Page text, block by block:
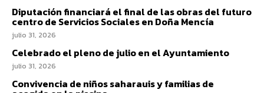
Diputación financiará el final de las obras del futuro
centro de Servicios Sociales en Doña Mencía
julio 31, 2026
Celebrado el pleno de julio en el Ayuntamiento
julio 31, 2026
Convivencia de niños saharauis y familias de